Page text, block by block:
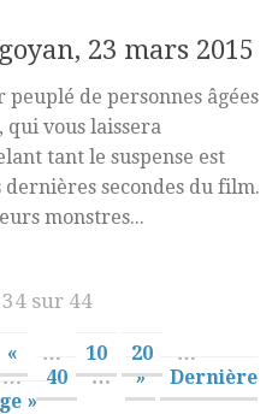
23 mars 2015
de personnes âgées
qui vous laissera
tant le suspense est
secondes du film.
monstres...
34 sur 44
« … 10 20
…
… 40 … »
Dernière
»